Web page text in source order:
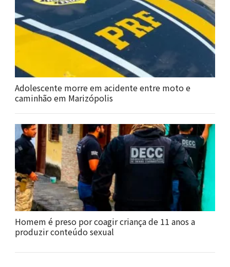
Adolescente morre em acidente entre moto e
caminhão em Marizópolis
Homem é preso por coagir criança de 11 anos a
produzir conteúdo sexual